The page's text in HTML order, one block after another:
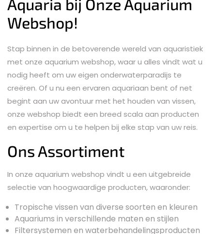
Aquaria bij Onze Aquarium
Webshop!
Stap binnen in de betoverende wereld van aquaristiek
met onze aquarium webshop, waar u alles vindt wat u
nodig heeft om uw eigen onderwaterparadijs te
creëren. Of u nu een ervaren aquariaan bent of net
begint aan uw avontuur met het houden van vissen,
onze webshop biedt een breed scala aan producten
en expertise om u te helpen bij elke stap van uw reis.
Ons Assortiment
In onze aquarium webshop vindt u een uitgebreide
selectie van hoogwaardige producten, waaronder:
Tropische vissen van diverse soorten en kleuren
Aquariums in verschillende maten en stijlen
Filtersystemen en waterbehandelingsproducten